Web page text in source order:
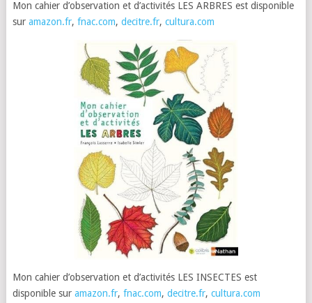
Mon cahier d’observation et d’activités LES ARBRES est disponible
sur amazon.fr, fnac.com, decitre.fr, cultura.com
Mon cahier d’observation et d’activités LES INSECTES est
disponible sur amazon.fr, fnac.com, decitre.fr, cultura.com